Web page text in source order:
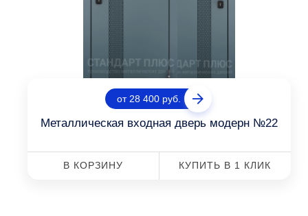
от 28 400 руб.
Металлическая входная дверь модерн №22
В КОРЗИНУ КУПИТЬ В 1 КЛИК